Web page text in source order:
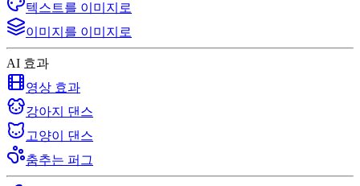
텍스트를 이미지로
이미지를 이미지로
AI 효과
영상 효과
강아지 댄스
고양이 댄스
춤추는 퍼그